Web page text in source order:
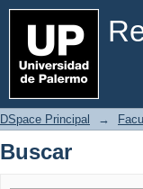
Buscar
DSpace Principal →
Buscar